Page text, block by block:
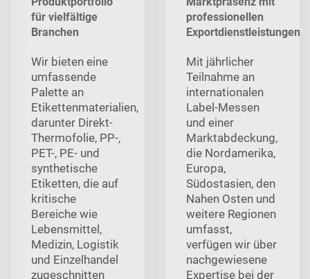
für vielfältige
Branchen
Wir bieten eine
umfassende
Palette an
Etikettenmaterialien,
darunter Direkt-
Thermofolie, PP-,
PET-, PE- und
synthetische
Etiketten, die auf
kritische
Bereiche wie
Lebensmittel,
Medizin, Logistik
und Einzelhandel
zugeschnitten
professionellen
Exportdienstleistungen
Mit jährlicher
Teilnahme an
internationalen
Label-Messen
und einer
Marktabdeckung,
die Nordamerika,
Europa,
Südostasien, den
Nahen Osten und
weitere Regionen
umfasst,
verfügen wir über
nachgewiesene
Expertise bei der